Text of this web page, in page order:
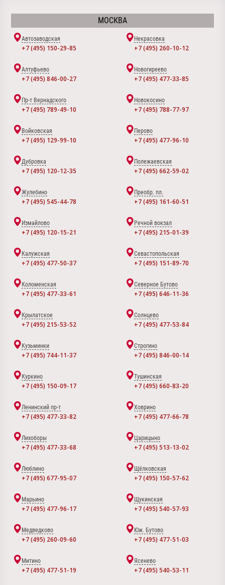
МОСКВА
Автозаводская
+7 (495) 150-29-85
Некрасовка
+7 (495) 260-10-12
Алтуфьево
+7 (495) 846-00-27
Новогиреево
+7 (495) 477-33-85
Пр-т Вернадского
+7 (495) 789-49-10
Новокосино
+7 (495) 788-77-97
Войковская
+7 (495) 129-99-10
Перово
+7 (495) 477-96-10
Дубровка
+7 (495) 120-12-35
Полежаевская
+7 (495) 662-59-02
Жулебино
+7 (495) 545-44-78
Преобр. пл.
+7 (495) 161-60-51
Измайлово
+7 (495) 120-15-21
Речной вокзал
+7 (495) 215-01-39
Калужская
+7 (495) 477-50-37
Севастопольская
+7 (495) 151-89-70
Коломенская
+7 (495) 477-33-61
Северное Бутово
+7 (495) 646-11-36
Крылатское
+7 (495) 215-53-52
Солнцево
+7 (495) 477-53-84
Кузьминки
+7 (495) 744-11-37
Строгино
+7 (495) 846-00-14
Куркино
+7 (495) 150-09-17
Тушинская
+7 (495) 660-83-20
Ленинский пр-т
+7 (495) 477-33-82
Ховрино
+7 (495) 477-66-78
Лихоборы
+7 (495) 477-33-68
Царицыно
+7 (495) 513-13-02
Люблино
+7 (495) 677-95-07
Щёлковская
+7 (495) 150-57-62
Марьино
+7 (495) 477-96-17
Щукинская
+7 (495) 540-57-93
Медведково
+7 (495) 260-09-60
Юж. Бутово
+7 (495) 477-51-03
Митино
+7 (495) 477-51-19
Ясенево
+7 (495) 540-53-11